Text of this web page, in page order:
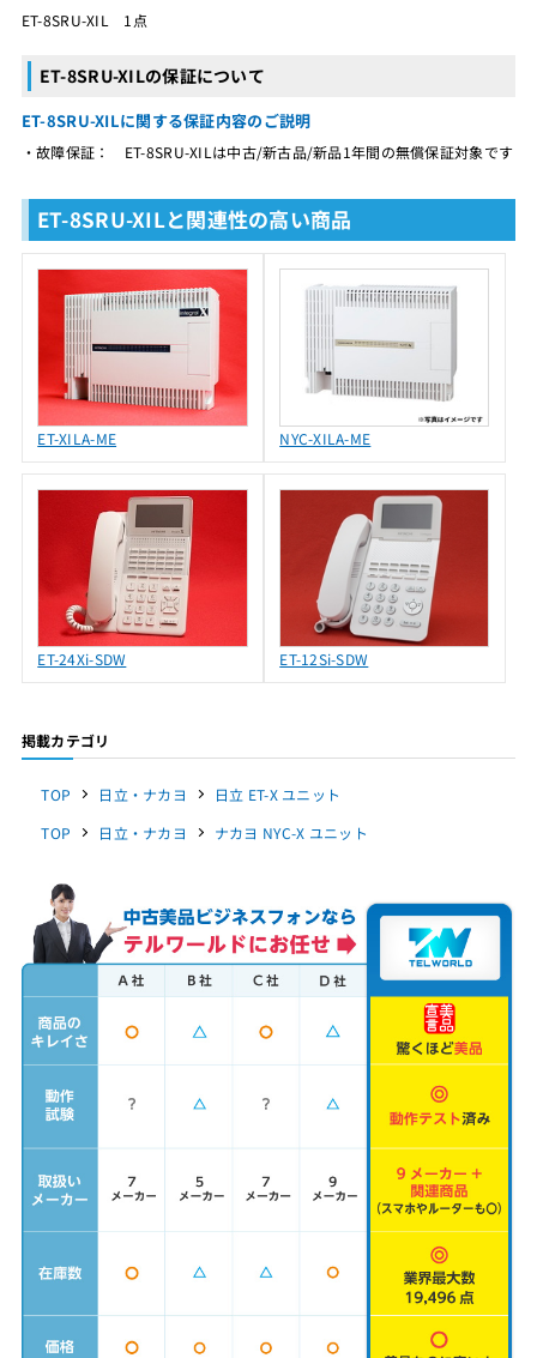
ET-8SRU-XIL 1点
ET-8SRU-XILの保証について
ET-8SRU-XILに関する保証内容のご説明
・故障保証： ET-8SRU-XILは中古/新古品/新品1年間の無償保証対象です
ET-8SRU-XILと関連性の高い商品
ET-XILA-ME NYC-XILA-ME
ET-24Xi-SDW ET-12Si-SDW
掲載カテゴリ
TOP 日立・ナカヨ
日立 ET-X ユニット
TOP
日立・ナカヨ ナカヨ NYC-X ユニット